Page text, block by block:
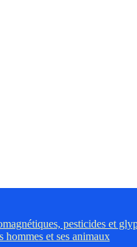
pesticides et
hommes et ses animaux